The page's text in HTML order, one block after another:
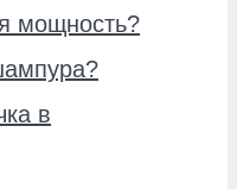
мощность?
в